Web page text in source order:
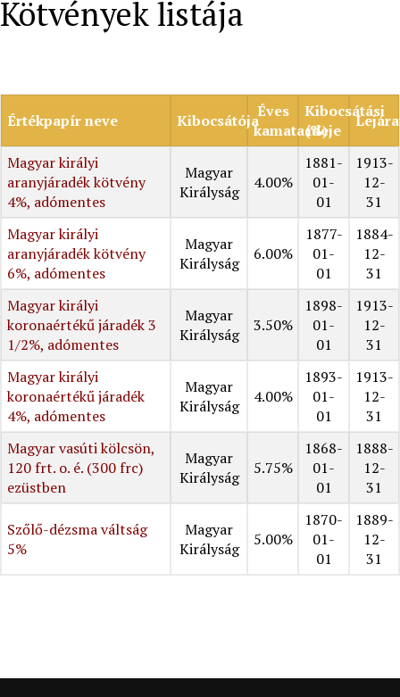
Kötvények listája
Értékpapír neve KibocsátójaÉves
kamata(%)
Kibocsátási
ideje
Magyar királyi
aranyjáradék kötvény
4%, adómentes
Magyar
Királyság
4.00%
1881-
01-
01
1913-
12-
31
Magyar királyi
aranyjáradék kötvény
6%, adómentes
Magyar
Királyság
6.00%
1877-
01-
01
1884-
12-
31
Magyar királyi
koronaértékű járadék 3
1/2%, adómentes
Magyar
Királyság
3.50%
1898-
01-
01
1913-
12-
31
Magyar királyi
koronaértékű járadék
4%, adómentes
Magyar
Királyság
4.00%
1893-
01-
01
1913-
12-
31
Magyar vasúti kölcsön,
120 frt. o. é. (300 frc)
ezüstben
Magyar
Királyság
5.75%
1868-
01-
01
1888-
12-
31
Szőlő-dézsma váltság
5%
Magyar
Királyság
5.00%
1870-
01-
01
1889-
12-
31